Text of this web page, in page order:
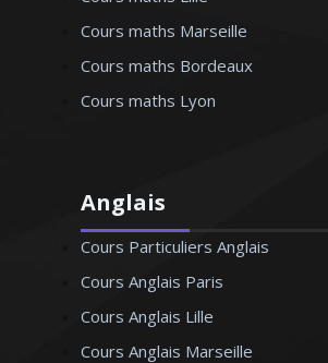
Cours maths Marseille
Cours maths Bordeaux
Cours maths Lyon
Anglais
Cours Particuliers Anglais
Cours Anglais Paris
Cours Anglais Lille
Cours Anglais Marseille